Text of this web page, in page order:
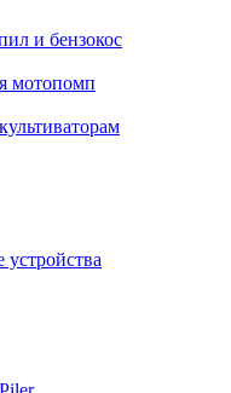
и бензокос
мотопомп